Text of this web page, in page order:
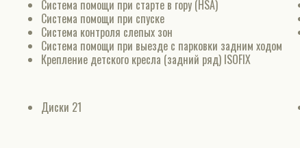
Система помощи при старте в гору (HSA)
Система помощи при спуске
Система контроля слепых зон
Система помощи при выезде с парковки задним ходом
Крепление детского кресла (задний ряд) ISOFIX
Диски 21